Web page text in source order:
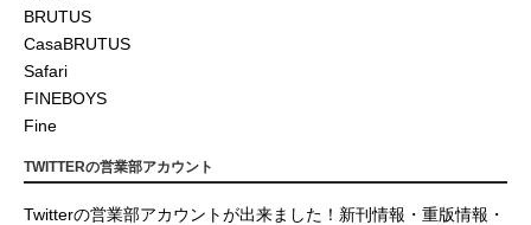
BRUTUS
CasaBRUTUS
Safari
FINEBOYS
Fine
TWITTERの営業部アカウント
Twitterの営業部アカウントが出来ました！新刊情報・重版情報・